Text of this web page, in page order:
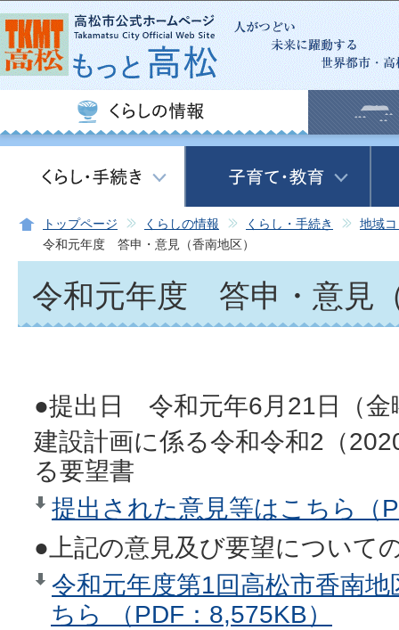
この
トップページ くらしの情報 くらし・手続き
地域
令和元年度 答申・意見（香南地区）
令和元年度 答申・意見
●提出日 令和元年6月21日（金
建設計画に係る令和令和2（
る要望書
提出された意見等はこちら（
●上記の意見及び要望について
令和元年度第1回高松市香南
ちら （PDF：8,575KB）